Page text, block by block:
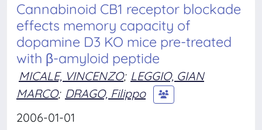
Cannabinoid CB1 receptor blockade
effects memory capacity of
dopamine D3 KO mice pre-treated
with β-amyloid peptide
MICALE, VINCENZO; LEGGIO, GIAN
MARCO; DRAGO, Filippo
2006-01-01